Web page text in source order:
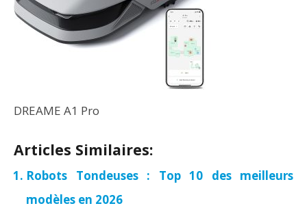
DREAME A1 Pro
Articles Similaires:
Robots Tondeuses : Top 10 des meilleurs
modèles en 2026